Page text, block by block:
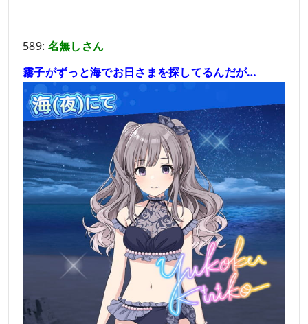
589: 名無しさん
霧子がずっと海でお日さまを探してるんだが…